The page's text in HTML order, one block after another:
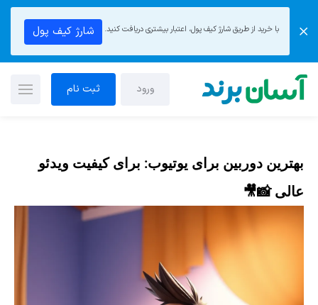
با خرید از طریق شارژ کیف پول، اعتبار بیشتری دریافت کنید. شارژ کیف پول
ورود ثبت نام
بهترین دوربین برای یوتیوب: برای کیفیت ویدئو
عالی 📸🎥